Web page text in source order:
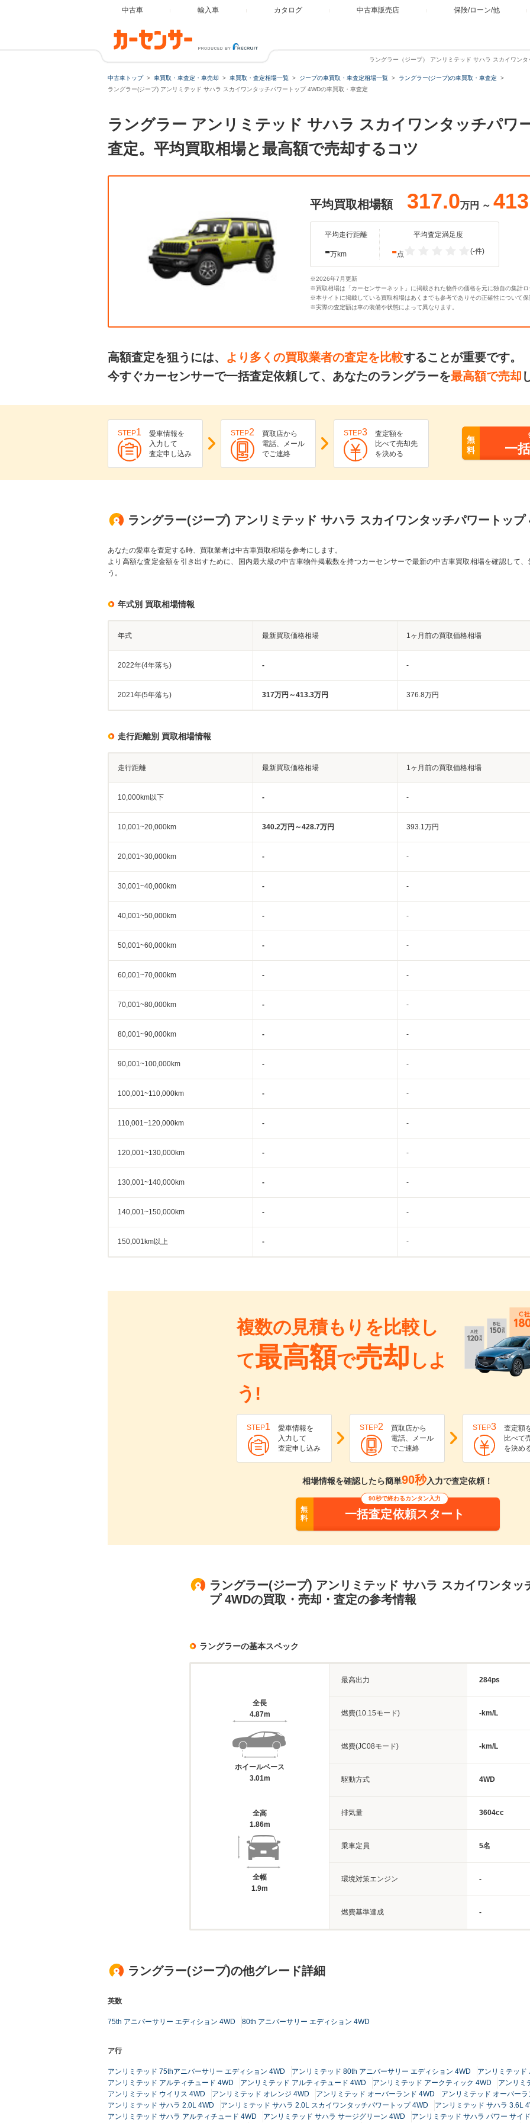
中古車 輸入車 カタログ 中古車販売店 保険/ローン/他
ラングラー（ジープ） アンリミテッド サハラ スカイワン
中古車トップ 車買取・車査定・車売却 車買取・査定相場一覧 ジープの車買取・車査定相場一覧
ラングラー(ジープ)の車買取・車査定
ラングラー(ジープ) アンリミテッド サハラ スカイワンタッチパワートップ 4WDの車買取・車査定
ラングラー アンリミテッド サハラ スカイワンタッチパワ
査定。平均買取相場と最高額で売却するコツ
平均買取相場額 317.0万円 ～
平均走行距離
-万km
平均査定満足度
-点 (-件)
※2026年7月更新
※買取相場は「カーセンサーネット」に掲載された物件の価格を元に独自の集計ロ
※本サイトに掲載している買取相場はあくまでも参考でありその正確性について保
※実際の査定額は車の装備や状態によって異なります。
高額査定を狙うには、 より多くの買取業者の査定を比較することが重要です。
今すぐカーセンサーで一括査定依頼して、あなたのラングラーを最高額で売却
STEP1
愛車情報を
入力して
査定申し込み
STEP2
買取店から
電話、メール
でご連絡
STEP3
査定額を
比べて売却先
を決める
無
料
一
ラングラー(ジープ) アンリミテッド サハラ スカイワンタッチパワートップ
あなたの愛車を査定する時、買取業者は中古車買取相場を参考にします。
より高額な査定金額を引き出すために、国内最大級の中古車物件掲載数を持つカーセンサーで最新の中古車買取相場を確認して
う。
年式別 買取相場情報
年式 最新買取価格相場 1ヶ月前の買取価格相場
2022年(4年落ち) - -
2021年(5年落ち) 317万円～413.3万円 376.8万円
走行距離別 買取相場情報
走行距離 最新買取価格相場 1ヶ月前の買取価格相場
10,000km以下 - -
10,001~20,000km 340.2万円～428.7万円 393.1万円
20,001~30,000km - -
30,001~40,000km - -
40,001~50,000km - -
50,001~60,000km - -
60,001~70,000km - -
70,001~80,000km - -
80,001~90,000km - -
90,001~100,000km - -
100,001~110,000km - -
110,001~120,000km - -
120,001~130,000km - -
130,001~140,000km - -
140,001~150,000km - -
150,001km以上 - -
複数の見積もりを比較し
て最高額で売却 しよ
う!
STEP1
愛車情報を
入力して
査定申し込み
STEP2
買取店から
電話、メール
でご連絡
STEP3
査定額
比べて
を決め
相場情報を確認したら簡単90秒入力で査定依頼！
無
料
90秒で終わるカンタン入力
一括査定依頼スタート
ラングラー(ジープ) アンリミテッド サハラ スカイワンタッ
プ 4WDの買取・売却・査定の参考情報
ラングラーの基本スペック
全長
4.87m
ホイールベース
3.01m
全高
1.86m
全幅
1.9m
最高出力 284ps
燃費(10.15モード) -km/L
燃費(JC08モード) -km/L
駆動方式 4WD
排気量 3604cc
乗車定員 5名
環境対策エンジン -
燃費基準達成 -
ラングラー(ジープ)の他グレード詳細
英数
75th アニバーサリー エディション 4WD 80th アニバーサリー エディション 4WD
ア行
アンリミテッド 75thアニバーサリー エディション 4WD アンリミテッド 80th アニバーサリー エディション 4WD アンリミテッド
アンリミテッド アルティチュード 4WD
アンリミテッド アルティテュード 4WD アンリミテッド アークティック 4WD
アンリミ
アンリミテッド ウイリス 4WD
アンリミテッド オレンジ 4WD アンリミテッド オーバーランド 4WD
アンリミテッド オーバー
アンリミテッド サハラ 2.0L 4WD
アンリミテッド サハラ 2.0L スカイワンタッチパワートップ 4WD アンリミテッド サハラ 3.6L
アンリミテッド サハラ アルティチュード 4WD
アンリミテッド サハラ サージグリーン 4WD アンリミテッド サハラ パワー サイ